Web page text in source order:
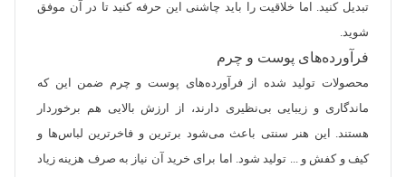
تبدیل کنید. اما خلاقیت را باید چاشنی این حرفه کنید تا در آن موفق
شوید.
فرآورده‌های پوست و چرم
محصولات تولید شده از فرآورده‌های پوست و چرم ضمن این که
ماندگاری و زیبایی بی‌نظیری دارند، از ارزش بالایی هم برخوردار
هستند. این هنر سنتی باعث می‌شود برترین و فاخرترین لباس‌ها و
کیف و کفش و ... تولید شود. اما برای خرید آن نیاز به صرف هزینه زیاد